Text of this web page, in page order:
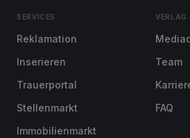
SERVICES
Reklamation
Inserieren
Trauerportal
Stellenmarkt
Immobilienmarkt
VERLAG
Team
FAQ